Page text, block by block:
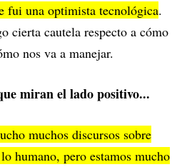
fui una optimista tecnológica.
cierta cautela respecto a cómo
nos va a manejar.
miran el lado positivo...
muchos discursos sobre
humano, pero estamos mucho